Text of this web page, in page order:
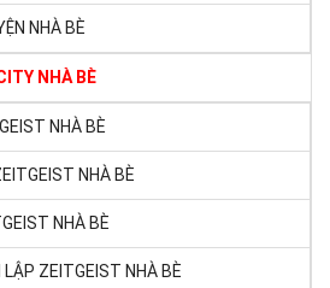
NHÀ BÈ
NHÀ BÈ
NHÀ BÈ
NHÀ BÈ
NHÀ BÈ
ZEITGEIST NHÀ BÈ